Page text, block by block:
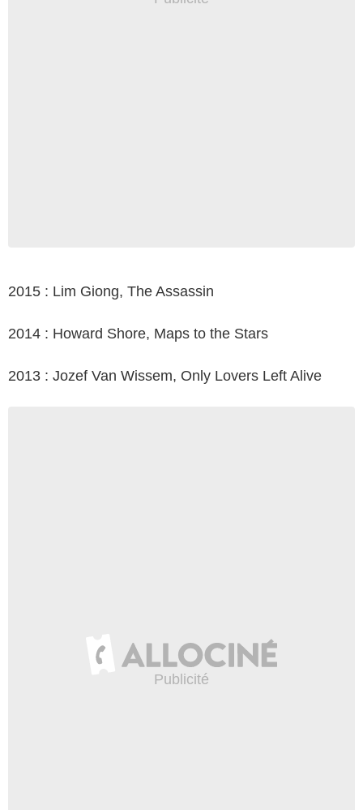
2015 : Lim Giong, The Assassin
2014 : Howard Shore, Maps to the Stars
2013 : Jozef Van Wissem, Only Lovers Left Alive